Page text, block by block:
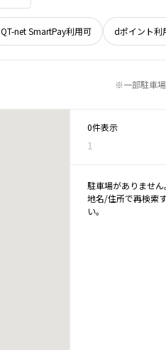
QT-net SmartPay利用可 dポイント利
※一部駐車
0件表示
1
駐車場がありません。
地名/住所で再検索
い。